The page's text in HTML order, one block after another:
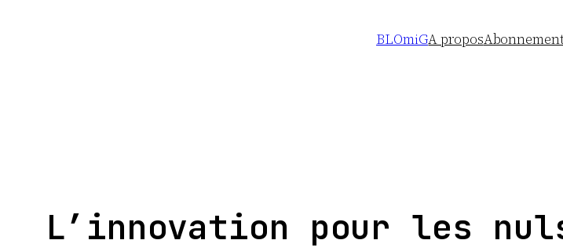
BLOmiGA propos
L’innovation pour les